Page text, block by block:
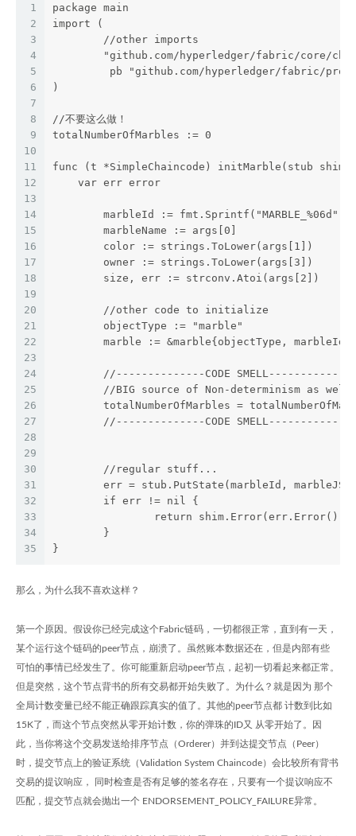
1
2
3
4
5
6
7
8
9
10
11
12
13
14
15
16
17
18
19
20
21
22
23
24
25
26
27
28
29
30
31
32
33
34
35
package main
import (
	//other imports
"github.com/hyperledger/fabric/core/
pb "github.com/hyperledger/fabric/
)
totalNumberOfMarbles := 0
func (t *SimpleChaincode) initMarble(stub
    var err error
marbleId :=
	marbleName := args[0]
	color := strings.ToLower(args[1])
	owner := strings.ToLower(args[3])
	size, err := strconv.Atoi(args[2])
	//other code to initialize
	objectType := "marble"
marble := &marble{objectType,
//--------------CODE
//BIG source of Non-determinism as
totalNumberOfMarbles =
//--------------CODE
err = stub.PutState(marbleId,
	if err != nil {
		return shim.Error(err.Error())
	}
}
那么，为什么我不喜欢这样？
第一个原因。假设你已经完成这个Fabric链码，一切都很正常，直到有一天，
某个运行这个链码的peer节点，崩溃了。虽然账本数据还在，但是内部有些
可怕的事情已经发生了。你可能重新启动peer节点，起初一切看起来都正常。
但是突然，这个节点背书的所有交易都开始失败了。为什么？就是因为 那个
全局计数变量已经不能正确跟踪真实的值了。其他的peer节点都 计数到比如
15K了，而这个节点突然从零开始计数，你的弹珠的ID又 从零开始了。因
此，当你将这个交易发送给排序节点（Orderer）并到达提交节点（Peer）
时，提交节点上的验证系统（Validation System Chaincode）会比较所有背书
交易的提议响应， 同时检查是否有足够的签名存在，只要有一个提议响应不
匹配，提交节点就会抛出一个 ENDORSEMENT_POLICY_FAILURE异常。